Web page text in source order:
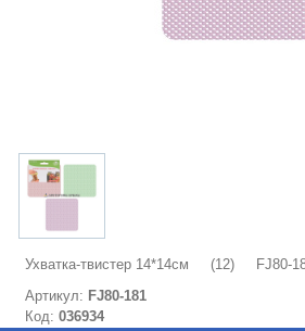
Ухватка-твистер 14*14см (12) FJ80-
Артикул: FJ80-181
Код:036934